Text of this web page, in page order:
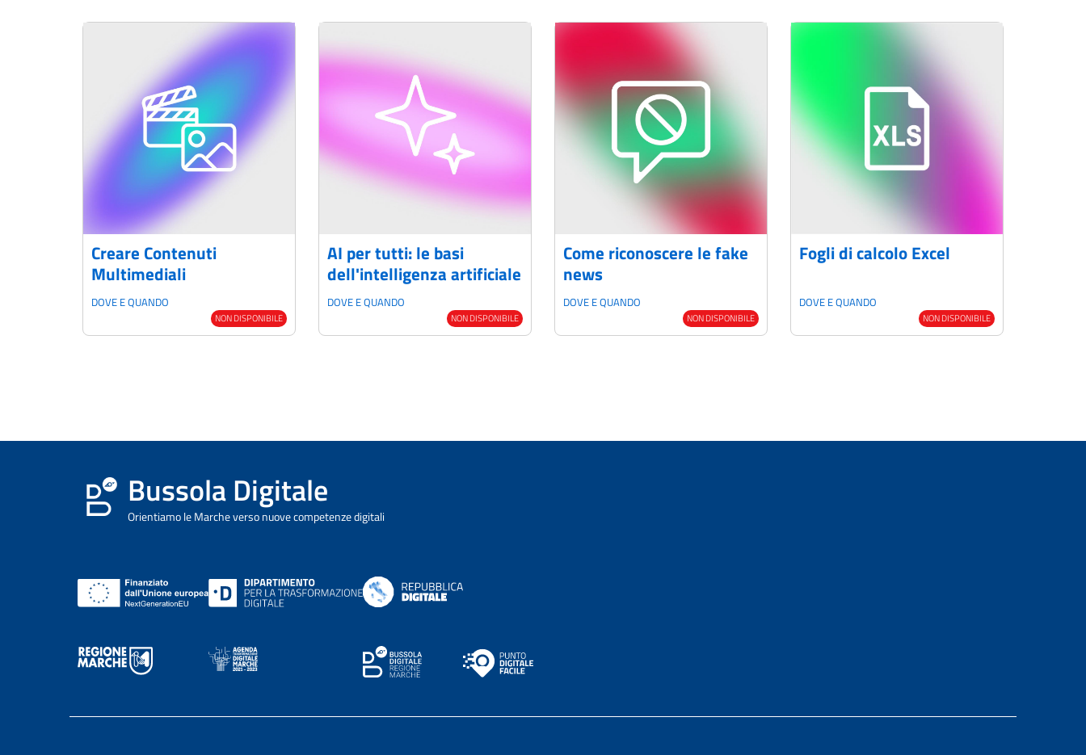
Creare Contenuti
Multimediali
DOVE E QUANDO
NON DISPONIBILE
AI per tutti: le basi
dell'intelligenza artificiale
DOVE E QUANDO
NON DISPONIBILE
Come riconoscere le fake
news
DOVE E QUANDO
NON DISPONIBILE
Fogli di calcolo Excel
DOVE E QUANDO
NON DISPONIBILE
Bussola Digitale
Orientiamo le Marche verso nuove competenze digitali